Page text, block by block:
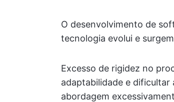
O desenvolvimento de
tecnologia evolui e
Excesso de rigidez no
adaptabilidade e dificultar
abordagem